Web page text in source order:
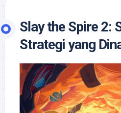
Slay the Spire 2:
Strategi yang